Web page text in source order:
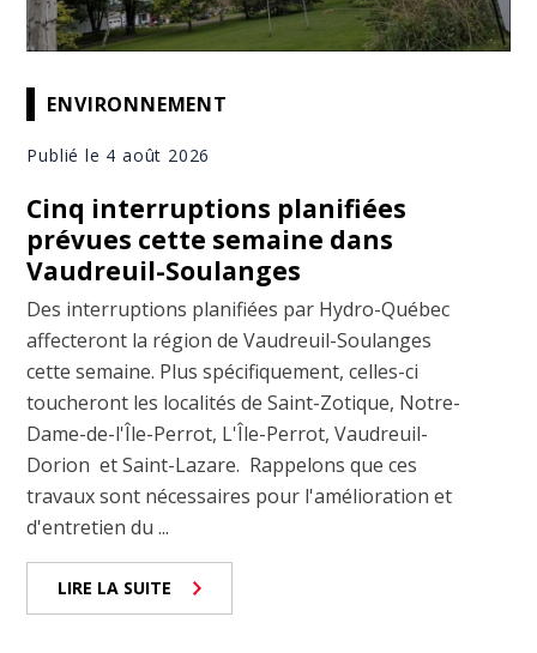
ENVIRONNEMENT
Publié le 4 août 2026
Cinq interruptions planifiées
prévues cette semaine dans
Vaudreuil-Soulanges
Des interruptions planifiées par Hydro-Québec
affecteront la région de Vaudreuil-Soulanges
cette semaine. Plus spécifiquement, celles-ci
toucheront les localités de Saint-Zotique, Notre-
Dame-de-l'Île-Perrot, L'Île-Perrot, Vaudreuil-
Dorion et Saint-Lazare. Rappelons que ces
travaux sont nécessaires pour l'amélioration et
d'entretien du ...
LIRE LA SUITE